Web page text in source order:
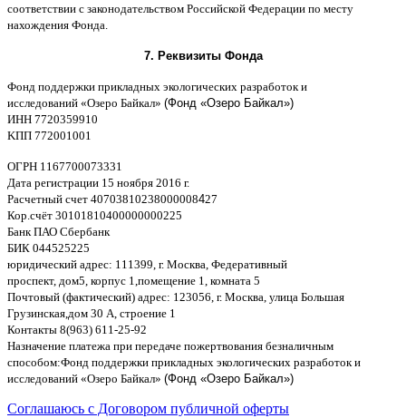
соответствии c законодательством Российской Федерации по месту
нахождения Фонда
7. Реквизиты Фонда
Фонд поддержки прикладных экологических разработок и
исследований «Озеро Байкал» (Фонд «Озеро Байкал»)
ИНН 7720359910
KПП 772001001
ОГРН 1167700073331
Дата регистрации 15 ноября 2016 г.
Расчетный счет 40703810238000008427
Кор счёт 30101810400000000225
Банк ПАО Сбербанк
БИК 044525225
юридический адрес: 111399, г. Москва Федеративный
проспект, дом5, корпус 1, помещение 1, комната 5
Почтовый (фактический) адрес: 123056, г. Москва улица Большая
Грузинская дом 30 А строение 1
Контакты 8(963) 611-25-92
Назначение платежа при передаче пожертвования безналичным
способом:Фонд поддержки прикладных экологических разработок и
исследований «Озеро Байкал» (Фонд «Озеро Байкал»)
Соглашаюсь с Договором публичной оферты